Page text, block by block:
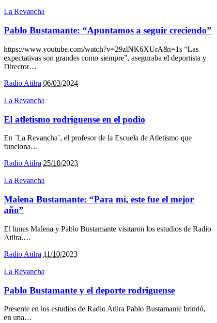
La Revancha
Pablo Bustamante: “Apuntamos a seguir creciendo”
https://www.youtube.com/watch?v=29zlNK6XUrA&t=1s “Las
expectativas son grandes como siempre”, aseguraba el deportista y
Director…
Radio Atilra 06/03/2024
La Revancha
El atletismo rodriguense en el podio
En ¨La Revancha¨, el profesor de la Escuela de Atletismo que
funciona…
Radio Atilra 25/10/2023
La Revancha
Malena Bustamante: “Para mí, este fue el mejor
año”
El lunes Malena y Pablo Bustamante visitaron los estudios de Radio
Atilra.…
Radio Atilra 11/10/2023
La Revancha
Pablo Bustamante y el deporte rodriguense
Presente en los estudios de Radio Atilra Pablo Bustamante brindó,
en una…